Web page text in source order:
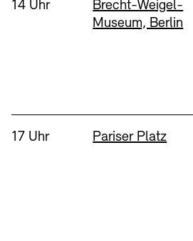
Buchläden
Uhrzeit:
14 Uhr Standort
Brecht-Weigel-
Museum, Berlin
Uhrzeit:
17 Uhr Standort
Pariser Platz